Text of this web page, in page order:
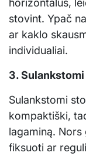
horizontalūs,
stovint. Ypač
ar kaklo
individualiai.
3.
Sulankstomi
kompaktiški,
lagaminą. Nors
fiksuoti ar